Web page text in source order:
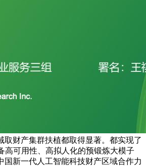
取财产集群扶植都取得显著。都实现了
高可用性、高拟人化的预锻炼大模子
国新一代人工智能科技财产区域合作力